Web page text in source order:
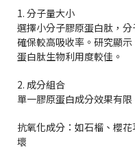
1. 分子量大小
選擇小分子膠原蛋白肽，
確保較高吸收率。研究顯
蛋白肽生物利用度較佳。
2. 成分組合
單一膠原蛋白成分效果有限
抗氧化成分：如石榴、櫻
壞